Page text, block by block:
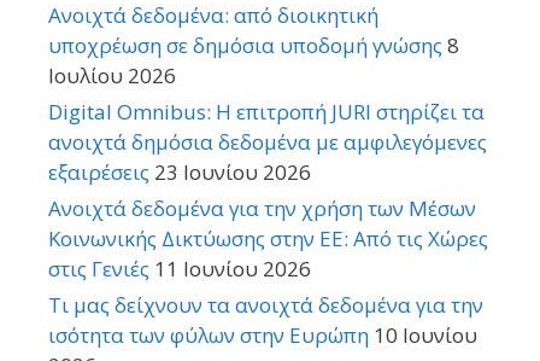
Ανοιχτά δεδομένα: από διοικητική
υποχρέωση σε δημόσια υποδομή γνώσης 8
Ιουλίου 2026
Digital Omnibus: Η επιτροπή JURI στηρίζει τα
ανοιχτά δημόσια δεδομένα με αμφιλεγόμενες
εξαιρέσεις 23 Ιουνίου 2026
Ανοιχτά δεδομένα για την χρήση των Μέσων
Κοινωνικής Δικτύωσης στην ΕΕ: Από τις Χώρες
στις Γενιές 11 Ιουνίου 2026
Τι μας δείχνουν τα ανοιχτά δεδομένα για την
ισότητα των φύλων στην Ευρώπη 10 Ιουνίου